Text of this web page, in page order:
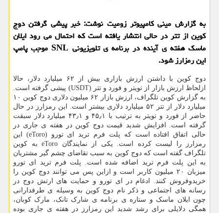
به گزارش مینی کامپیوتر زومیت نوشت: خبر پیشی گرفتن دوج
کوین از تتر در حالی انتشار یافته است که احتمال می رود ایلان
ماسک هفته ی آینده در برنامه ی تلویزیونی SNL موجب پامپ
این رمزارز شود.
دوج کوین با داشتن ارزش بازاری بیش از ۶۲ میلیارد دلار، حالا
ازلحاظ ارزش بازار از تویتر و فورد و تتر (USDT) پیشی گرفته است.
به گزارش کوین تلگراف، ارزش بازار ۶۲ میلیون دلاری دوج کوین ۱۰
میلیارد دلار از تتر ۵۲ میلیارد دلاری بیشتر است. این رمزارز در حال
حاضر از فورد و تویتر به ترتیب با ۴۵٫۱ و ۴۳٫۱ میلیارد دلار سبقت
گرفته است. افزایش شدید قیمت دوج کوین در هفته ی جاری در
حالی اتفاق افتاده است که پلت فرم ترید ای تورو (eToro) این
رمزارز را لیست کرده است. یکی از نمایندگان eToro به کوین
تلگراف گفته است که دوج کوین به سبب تقاضای چشم گیر مشتریان
به این پلت فرم ترید اضافه شده است. پلت فرم ترید ای تورو
میزبان ۲۰ میلیون کاربر است و ازاین پس می توانند دوج کوین را
خریدوفروش کنند. ادغام در ای تورو و حمایت های ارتش دوج در
رسانه های اجتماعی و ذکر نام دوج کوین به وسیله ی طرفدارانی
چون ایلان ماسک و ستاره ی برنامه ی شارک تانک، مارک کوبان،
همگی دلایلی برای رشد شدید این رمزارز در هفته ی جاری بوده